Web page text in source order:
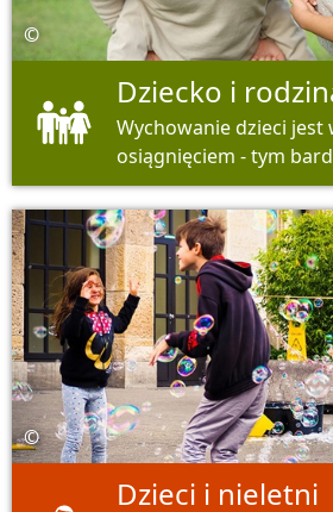
©
Dziecko i
Wychowanie dzieci jest
osiągnięciem - tym
z zawodem. Tutaj
zakres wsparcia.
©
Dzieci i nieletni